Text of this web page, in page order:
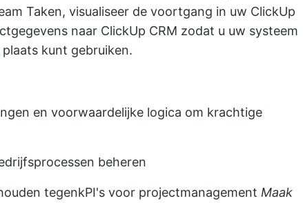
Taken, visualiseer de voortgang in uw ClickUp
naar ClickUp CRM zodat u uw systeem
kunt gebruiken.
en voorwaardelijke logica om krachtige
beheren
tegenkPI's voor projectmanagement Maak